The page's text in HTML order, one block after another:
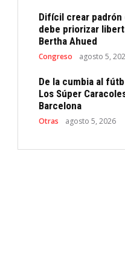
Difícil crear padrón
debe priorizar
Bertha Ahued
Congreso agosto 5,
De la cumbia al
Los Súper
Barcelona
Otras agosto 5, 2026